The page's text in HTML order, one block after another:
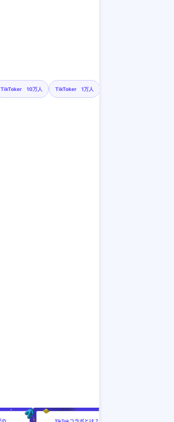
TikToker 10万人 TikToker 1万人